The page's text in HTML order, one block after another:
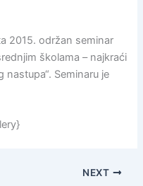
2015. održan seminar
školama – najkraći
Seminaru je
NEXT